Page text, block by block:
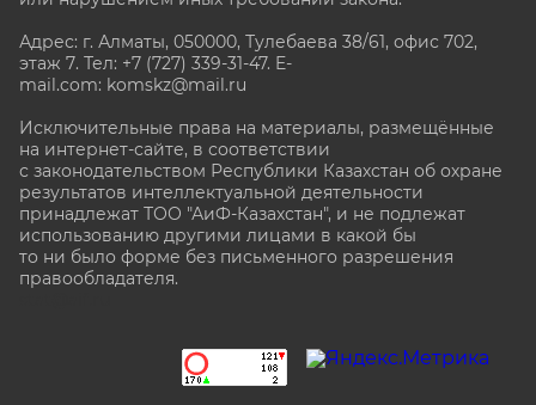
Адрес: г. Алматы, 050000, Тулебаева 38/61, офис 702,
этаж 7. Тел: +7 (727) 339-31-47. E-
mail.com: komskz@mail.ru
Исключительные права на материалы, размещённые
на интернет-сайте, в соответствии
с законодательством Республики Казахстан об охране
результатов интеллектуальной деятельности
принадлежат ТОО "АиФ-Казахстан", и не подлежат
использованию другими лицами в какой бы
то ни было форме без письменного разрешения
правообладателя.